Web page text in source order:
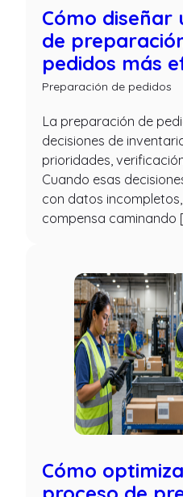
Cómo diseñar
de
pedidos más
Preparación de pedidos
La preparación de
decisiones de
prioridades,
Cuando esas
con datos
compensa caminando
Cómo